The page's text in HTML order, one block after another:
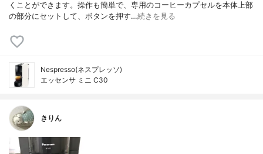
くことができます。操作も簡単で、専用のコーヒーカプセルを本体上部
の部分にセットして、ボタンを押す…続きを見る
Nespresso(ネスプレッソ)
エッセンサ ミニ C30
きりん